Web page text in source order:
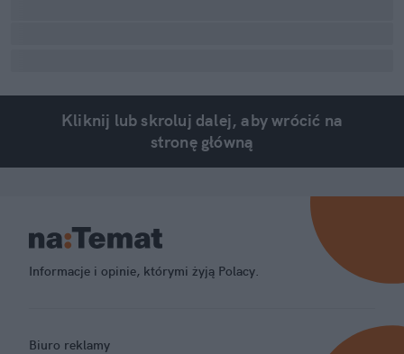
Kliknij lub skroluj dalej, aby wrócić na
stronę główną
Informacje i opinie, którymi żyją Polacy.
Biuro reklamy